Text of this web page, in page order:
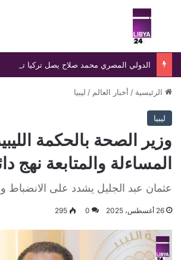
بحث عن
الرئيسية / أخبار العالم / ليبيا
ليبيا
وزير الصحة بالحكمة
المساءلة والمتابعة نهج
عثمان عبد الجليل يشدد على الانضباط
26 أغسطس، 2025 0
295